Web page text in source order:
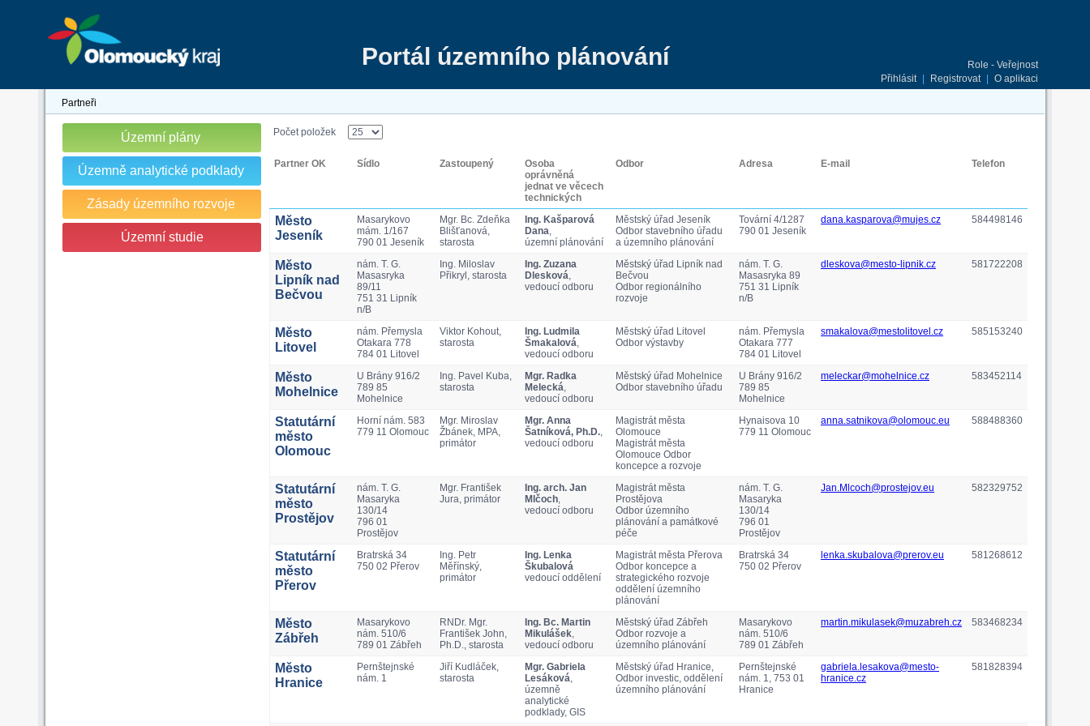
Portál územního plánování
Role - Veřejnost
Přihlásit
Registrovat O aplikaci
Partneři
Územní plány
Územně analytické podklady
Zásady územního rozvoje
Územní studie
Počet položek
Partner OK Sídlo Zastoupený
Osoba
oprávněná
jednat ve věcech
technických
Odbor Adresa E-mail Telefon
Město
Jeseník
Masarykovo
mám. 1/167
790 01 Jeseník
Mgr. Bc. Zdeňka
Blišťanová,
starosta
Ing. Kašparová
Dana,
územní plánování
Městský úřad Jeseník
Odbor stavebního úřadu
a územního plánování
Tovární 4/1287
790 01 Jeseník
dana.kasparova@mujes.cz 584498146
Město
Lipník nad
Bečvou
nám. T. G.
Masasryka
89/11
751 31 Lipník
n/B
Ing. Miloslav
Přikryl, starosta
Ing. Zuzana
Dlesková,
vedoucí odboru
Městský úřad Lipník nad
Bečvou
Odbor regionálního
rozvoje
nám. T. G.
Masasryka 89
751 31 Lipník
n/B
dleskova@mesto-lipnik.cz 581722208
Město
Litovel
nám. Přemysla
Otakara 778
784 01 Litovel
Viktor Kohout,
starosta
Ing. Ludmila
Šmakalová,
vedoucí odboru
Městský úřad Litovel
Odbor výstavby
nám. Přemysla
Otakara 777
784 01 Litovel
smakalova@mestolitovel.cz 585153240
Město
Mohelnice
U Brány 916/2
789 85
Mohelnice
Ing. Pavel Kuba,
starosta
Mgr. Radka
Melecká,
vedoucí odboru
Městský úřad Mohelnice
Odbor stavebního úřadu
U Brány 916/2
789 85
Mohelnice
meleckar@mohelnice.cz 583452114
Statutární
město
Olomouc
Horní nám. 583
779 11 Olomouc
Mgr. Miroslav
Žbánek, MPA,
primátor
Mgr. Anna
Šatníková, Ph.D.,
vedoucí odboru
Magistrát města
Olomouce
Magistrát města
Olomouce Odbor
koncepce a rozvoje
Hynaisova 10
779 11 Olomouc
anna.satnikova@olomouc.eu 588488360
Statutární
město
Prostějov
nám. T. G.
Masaryka
130/14
796 01
Prostějov
Mgr. František
Jura, primátor
Ing. arch. Jan
Mlčoch,
vedoucí odboru
Magistrát města
Prostějova
Odbor územního
plánování a památkové
péče
nám. T. G.
Masaryka
130/14
796 01
Prostějov
Jan.Mlcoch@prostejov.eu 582329752
Statutární
město
Přerov
Bratrská 34
750 02 Přerov
Ing. Petr
Měřínský,
primátor
Ing. Lenka
Škubalová
vedoucí oddělení
Magistrát města Přerova
Odbor koncepce a
strategického rozvoje
oddělení územního
plánování
Bratrská 34
750 02 Přerov
lenka.skubalova@prerov.eu 581268612
Město
Zábřeh
Masarykovo
nám. 510/6
789 01 Zábřeh
RNDr. Mgr.
František John,
Ph.D., starosta
Ing. Bc. Martin
Mikulášek,
vedoucí odboru
Městský úřad Zábřeh
Odbor rozvoje a
územního plánování
Masarykovo
nám. 510/6
789 01 Zábřeh
martin.mikulasek@muzabreh.cz 583468234
Město
Hranice
Pernštejnské
nám. 1
Jiří Kudláček,
starosta
Mgr. Gabriela
Lesáková,
územně
analytické
podklady, GIS
Městský úřad Hranice,
Odbor investic, oddělení
územního plánování
Pernštejnské
nám. 1, 753 01
Hranice
gabriela.lesakova@mesto-
hranice.cz
581828394